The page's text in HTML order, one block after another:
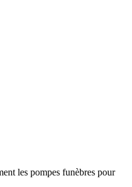
les pompes funèbres pour